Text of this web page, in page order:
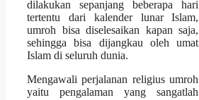
dilakukan sepanjang beberapa hari
tertentu dari kalender lunar Islam,
umroh bisa diselesaikan kapan saja,
sehingga bisa dijangkau oleh umat
Islam di seluruh dunia.
Mengawali perjalanan religius umroh
yaitu pengalaman yang sangatlah